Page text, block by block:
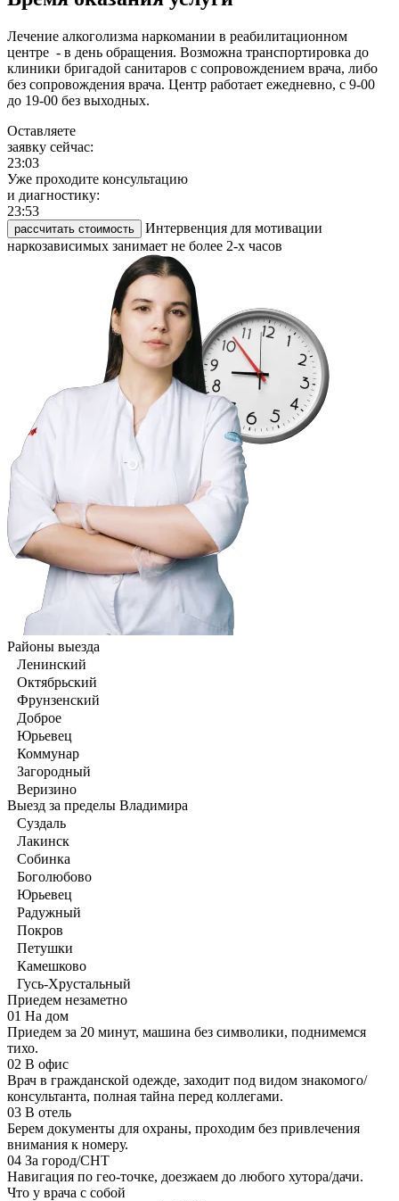
Лечение алкоголизма наркомании в реабилитационном
центре - в день обращения. Возможна транспортировка до
клиники бригадой санитаров с сопровождением врача, либо
без сопровождения врача. Центр работает ежедневно, с 9-00
до 19-00 без выходных.
Оставляете
заявку сейчас:
23:03
Уже проходите консультацию
и диагностику:
23:53
рассчитать стоимость
Интервенция для мотивации
наркозависимых занимает не более 2-х часов
Районы выезда
Ленинский
Октябрьский
Фрунзенский
Доброе
Юрьевец
Коммунар
Загородный
Веризино
Выезд за пределы Владимира
Суздаль
Лакинск
Собинка
Боголюбово
Юрьевец
Радужный
Покров
Петушки
Камешково
Гусь-Хрустальный
Приедем незаметно
01 На дом
Приедем за 20 минут, машина без символики, поднимемся
тихо.
02 В офис
Врач в гражданской одежде, заходит под видом знакомого/
консультанта, полная тайна перед коллегами.
03 В отель
Берем документы для охраны, проходим без привлечения
внимания к номеру.
04 За город/СНТ
Навигация по гео-точке, доезжаем до любого хутора/дачи.
Что у врача с собой